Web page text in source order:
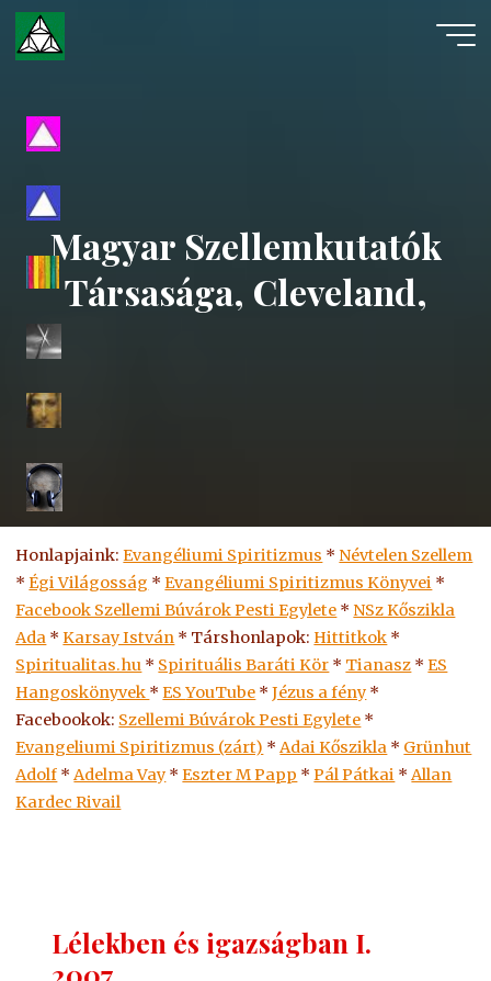
Skip
content
Magyar Szellemkutatók
Társasága, Cleveland,
Honlapjaink:Evangéliumi Spiritizmus * Névtelen Szellem
*Égi Világosság *Evangéliumi Spiritizmus Könyvei *
Facebook Szellemi Búvárok Pesti Egylete * NSz Kőszikla
Ada *Karsay István * Társhonlapok:Hittitkok *
Spiritualitas.hu * Spirituális Baráti Kör * Tianasz *ES
Hangoskönyvek *ESYouTube *Jézus a fény *
Facebookok: Szellemi Búvárok Pesti Egylete *
Evangeliumi Spiritizmus (zárt) *Adai Kőszikla * Grünhut
Adolf *Adelma Vay *Eszter M Papp *Pál Pátkai *Allan
Kardec Rivail
Lélekben és igazságban I.